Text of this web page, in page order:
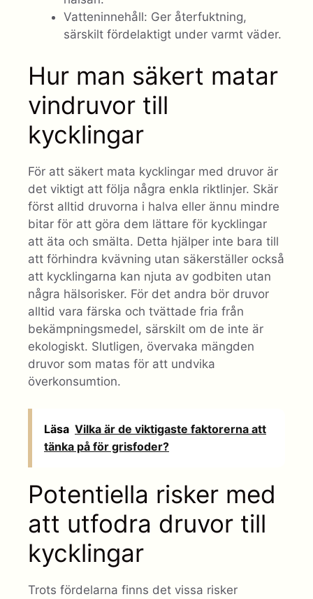
Vatteninnehåll: Ger återfuktning,
särskilt fördelaktigt under varmt väder.
Hur man säkert matar
vindruvor till
kycklingar
För att säkert mata kycklingar med druvor är
det viktigt att följa några enkla riktlinjer. Skär
först alltid druvorna i halva eller ännu mindre
bitar för att göra dem lättare för kycklingar
att äta och smälta. Detta hjälper inte bara till
att förhindra kvävning utan säkerställer också
att kycklingarna kan njuta av godbiten utan
några hälsorisker. För det andra bör druvor
alltid vara färska och tvättade fria från
bekämpningsmedel, särskilt om de inte är
ekologiskt. Slutligen, övervaka mängden
druvor som matas för att undvika
överkonsumtion.
Läsa Vilka är de viktigaste faktorerna att
tänka på för grisfoder?
Potentiella risker med
att utfodra druvor till
kycklingar
Trots fördelarna finns det vissa risker